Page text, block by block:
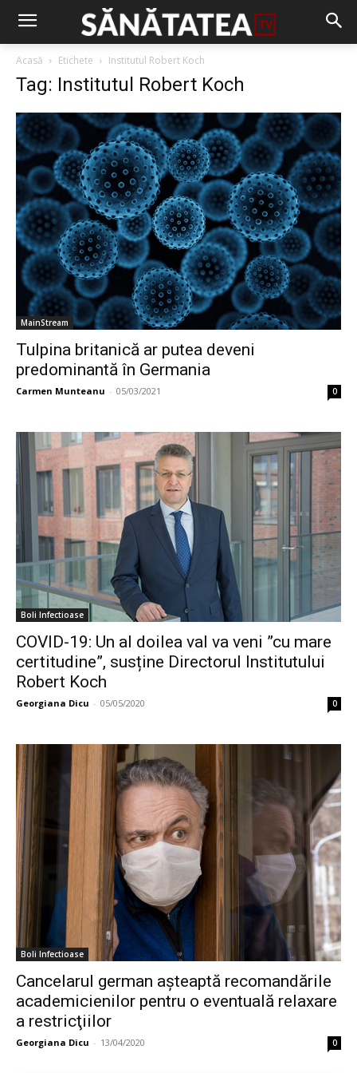
Acasă Etichete Institutul Robert Koch
Tag: Institutul Robert Koch
MainStream
Tulpina britanică ar putea deveni
predominantă în Germania
Carmen Munteanu - 05/03/2021 0
Boli Infectioase
COVID-19: Un al doilea val va veni ”cu mare
certitudine”, susține Directorul Institutului
Robert Koch
Georgiana Dicu - 05/05/2020 0
Boli Infectioase
Cancelarul german așteaptă recomandările
academicienilor pentru o eventuală relaxare
a restricţiilor
Georgiana Dicu - 13/04/2020 0